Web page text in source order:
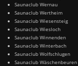
Saunaclub Wernau
Saunaclub Wertheim
Saunaclub Wiesensteig
Saunaclub Wiesloch
Saunaclub Winnenden
Saunaclub Winterbach
Saunaclub Wolfschlugen
Saunaclub Wäschenbeuren